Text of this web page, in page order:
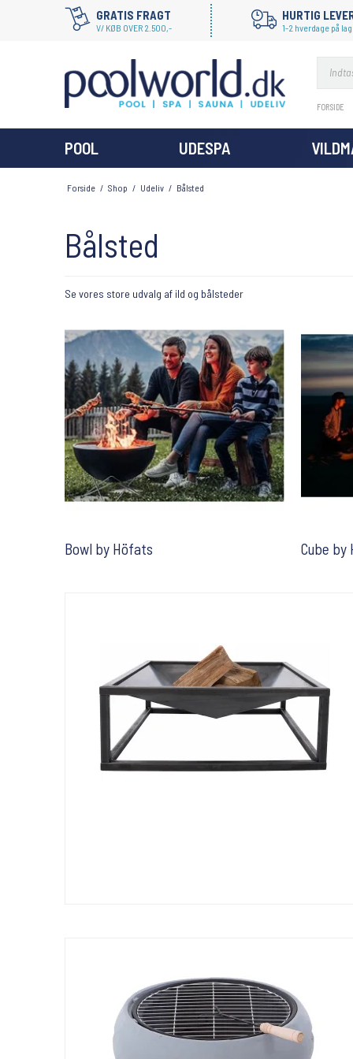
GRATIS FRAGT
V/ KØB OVER 2.500,-
HURTIG
1-2 hverdage på
FORSIDE
POOL UDESPA
Forside / Shop / Udeliv / Bålsted
Bålsted
Se vores store udvalg af ild og bålsteder
Bowl by Höfats Cube by